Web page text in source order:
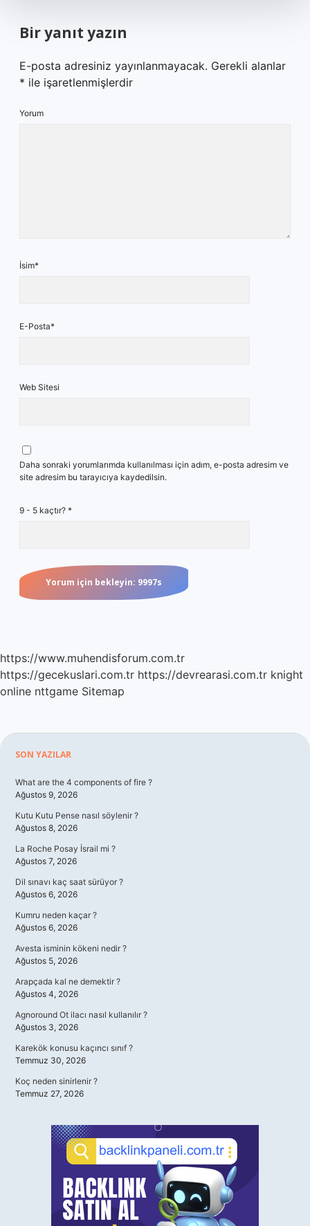
Bir yanıt yazın
E-posta adresiniz yayınlanmayacak. Gerekli alanlar
* ile işaretlenmişlerdir
Yorum
İsim*
E-Posta*
Web Sitesi
Daha sonraki yorumlarımda kullanılması için adım, e-posta adresim ve
site adresim bu tarayıcıya kaydedilsin.
9 - 5 kaçtır? *
https://www.muhendisforum.com.tr
https://gecekuslari.com.tr https://devrearasi.com.tr knight
online nttgame Sitemap
Sidebar
SON YAZILAR
What are the 4 components of fire ?
Ağustos 9, 2026
Kutu Kutu Pense nasıl söylenir ?
Ağustos 8, 2026
La Roche Posay İsrail mi ?
Ağustos 7, 2026
Dil sınavı kaç saat sürüyor ?
Ağustos 6, 2026
Kumru neden kaçar ?
Ağustos 6, 2026
Avesta isminin kökeni nedir ?
Ağustos 5, 2026
Arapçada kal ne demektir ?
Ağustos 4, 2026
Agnoround Ot ilacı nasıl kullanılır ?
Ağustos 3, 2026
Karekök konusu kaçıncı sınıf ?
Temmuz 30, 2026
Koç neden sinirlenir ?
Temmuz 27, 2026